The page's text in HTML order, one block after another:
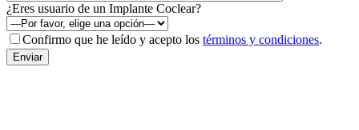
¿Eres usuario de un Implante Coclear?
Confirmo que he leído y acepto los términos y condiciones.
Por
favor,